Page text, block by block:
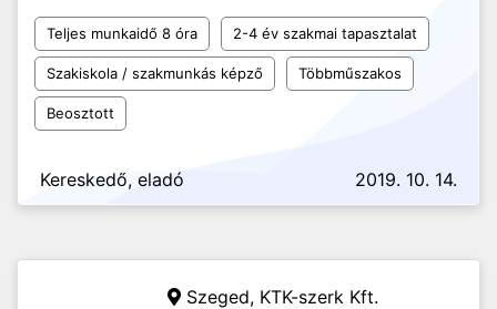
Teljes munkaidő 8 óra 2-4 év szakmai tapasztalat
Szakiskola / szakmunkás képző Többműszakos
Beosztott
Kereskedő, eladó 2019. 10. 14.
Szeged, KTK-szerk Kft.